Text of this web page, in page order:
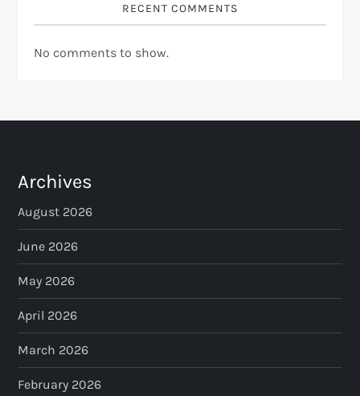
RECENT COMMENTS
No comments to show.
Archives
August 2026
June 2026
May 2026
April 2026
March 2026
February 2026